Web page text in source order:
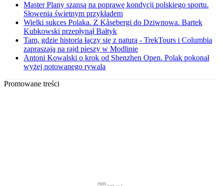
Master Plany szansą na poprawę kondycji polskiego sportu.
Słowenia świetnym przykładem
Wielki sukces Polaka. Z Kåsebergi do Dziwnowa. Bartek
Kubkowski przepłynął Bałtyk
Tam, gdzie historia łączy się z naturą - TrekTours i Columbia
zapraszają na rajd pieszy w Modlinie
Antoni Kowalski o krok od Shenzhen Open. Polak pokonał
wyżej notowanego rywala
Promowane treści